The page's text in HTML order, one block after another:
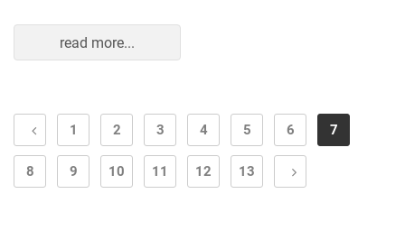
read more...
1 2 3 4 5 6 7
8 9 10 11 12 13